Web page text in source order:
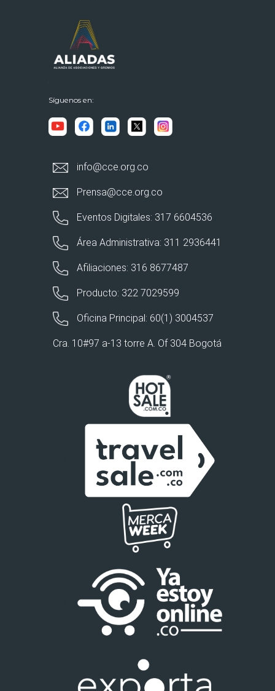
Síguenos en:
info@cce.org.co
Prensa@cce.org.co
Eventos Digitales: 317 6604536
Área Administrativa: 311 2936441
Afiliaciones: 316 8677487
Producto: 322 7029599
Oficina Principal: 60(1) 3004537
Cra. 10#97 a-13 torre A. Of 304 Bogotá